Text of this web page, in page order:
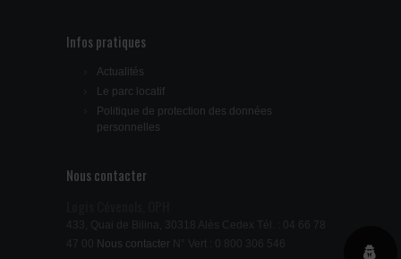
Infos pratiques
Actualités
Le parc locatif
Politique de protection des données
personnelles
Nous contacter
433, Quai de Bilina, 30318 Alès Cedex Tél. : 04 66 78
47 00 Nous contacter N° Vert : 0 800 306 546